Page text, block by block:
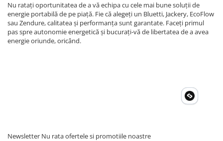
Nu ratați oportunitatea de a vă echipa cu cele mai bune soluții de
energie portabilă de pe piață. Fie că alegeți un Bluetti, Jackery, EcoFlow
sau Zendure, calitatea și performanța sunt garantate. Faceți primul
pas spre autonomie energetică și bucurați-vă de libertatea de a avea
energie oriunde, oricând.
Newsletter Nu rata ofertele si promotiile noastre